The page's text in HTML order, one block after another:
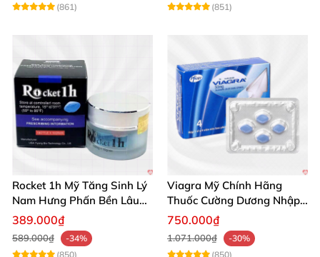
(861)
(851)
Rocket 1h Mỹ Tăng Sinh Lý
Nam Hưng Phấn Bền Lâu
Mạnh Mẽ
389.000₫
589.000₫
-34%
(850)
Viagra Mỹ Chính Hãng
Thuốc Cường Dương Nhập
Khẩu Chính Ngạch
750.000₫
1.071.000₫
-30%
(850)